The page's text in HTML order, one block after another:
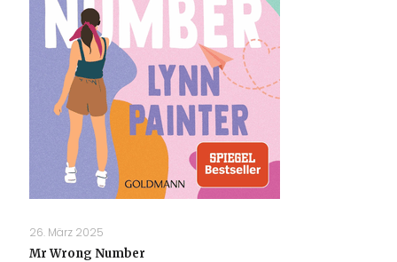
26. März 2025
Mr Wrong Number